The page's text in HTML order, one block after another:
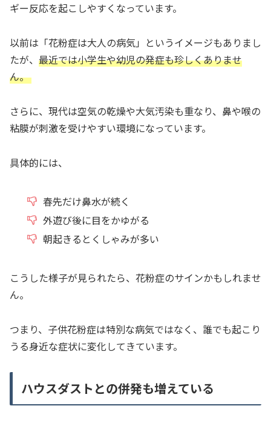
ギー反応を起こしやすくなっています。
以前は「花粉症は大人の病気」というイメージもありまし
たが、 最近では小学生や幼児の発症も珍しくありませ
ん。
さらに、現代は空気の乾燥や大気汚染も重なり、鼻や喉の
粘膜が刺激を受けやすい環境になっています。
具体的には、
春先だけ鼻水が続く
外遊び後に目をかゆがる
朝起きるとくしゃみが多い
こうした様子が見られたら、花粉症のサインかもしれませ
ん。
つまり、子供花粉症は特別な病気ではなく、誰でも起こり
うる身近な症状に変化してきています。
ハウスダストとの併発も増えている